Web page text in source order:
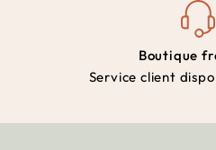
Boutique
Service client